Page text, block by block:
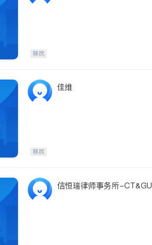
移民
佳维
移民
信恒瑞律师事务所-CT&GU Law Group 专精移民，地产，商